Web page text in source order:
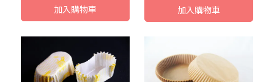
加入購物車 加入購物車